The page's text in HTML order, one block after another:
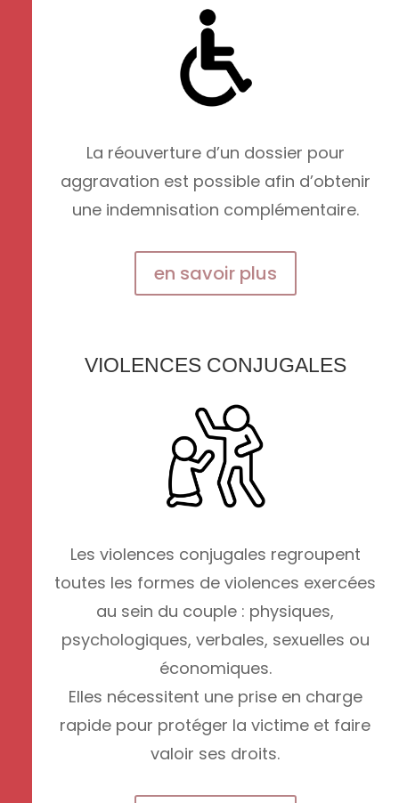
La réouverture d’un dossier pour
aggravation est possible afin d’obtenir
une indemnisation complémentaire.
en savoir plus
VIOLENCES CONJUGALES
Les violences conjugales regroupent
toutes les formes de violences exercées
au sein du couple : physiques,
psychologiques, verbales, sexuelles ou
économiques.
Elles nécessitent une prise en charge
rapide pour protéger la victime et faire
valoir ses droits.